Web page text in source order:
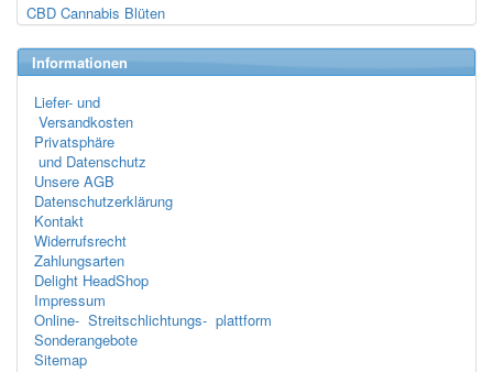
CBD Cannabis Blüten
Informationen
Liefer- und
Versandkosten
Privatsphäre
und Datenschutz
Unsere AGB
Datenschutzerklärung
Kontakt
Widerrufsrecht
Zahlungsarten
Delight HeadShop
Impressum
Online- Streitschlichtungs- plattform
Sonderangebote
Sitemap